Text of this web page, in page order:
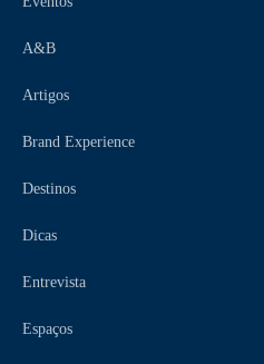
A&B
Artigos
Brand Experience
Destinos
Dicas
Entrevista
Espaços